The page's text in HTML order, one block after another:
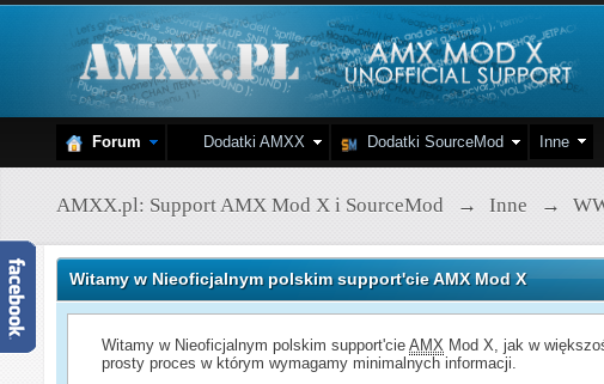
Forum Dodatki AMXX Dodatki SourceMod Inne
AMXX.pl: Support AMX Mod X i SourceMod → Inne →
Witamy w Nieoficjalnym polskim support'cie AMX Mod X
Witamy w Nieoficjalnym polskim support'cieAMX Mod X, jak w
prosty proces w którym wymagamy minimalnych informacji.